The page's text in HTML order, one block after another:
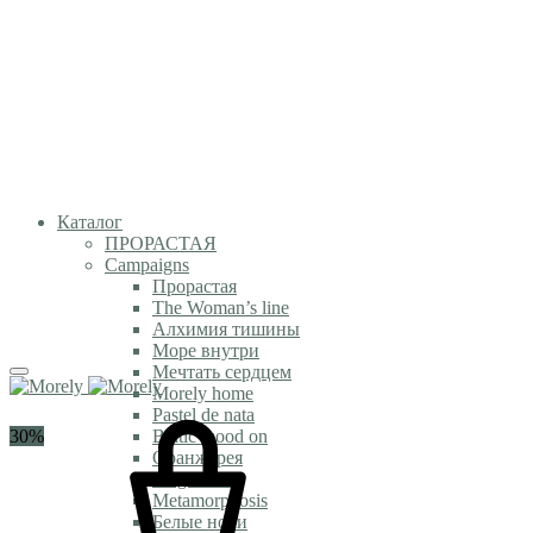
Каталог
ПРОРАСТАЯ
Campaigns
Прорастая
The Woman’s line
Алхимия тишины
Море внутри
Мечтать сердцем
Morely home
Pastel de nata
Baltic mood on
Оранжерея
Magic time
Metamorphosis
Белые ночи
30%